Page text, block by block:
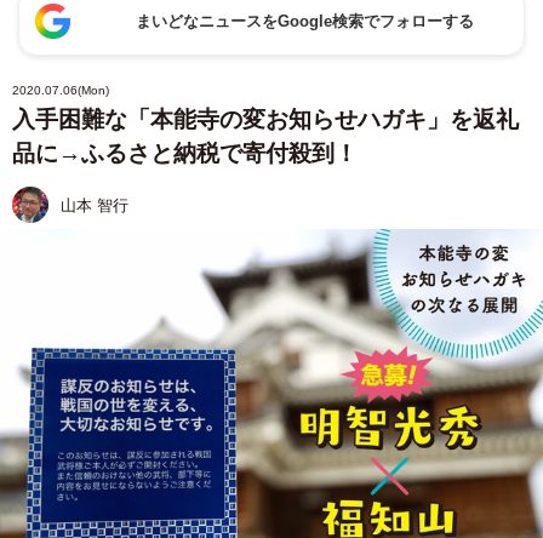
まいどなニュースをGoogle検索でフォローする
2020.07.06(Mon)
入手困難な「本能寺の変お知らせハガキ」を返礼
品に→ふるさと納税で寄付殺到！
山本 智行